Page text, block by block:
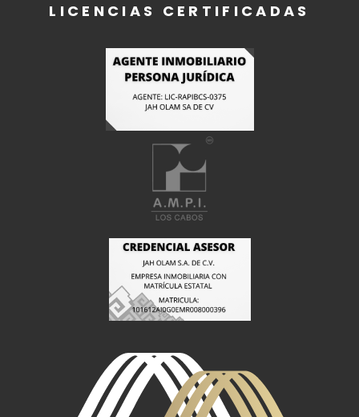
LICENCIAS CERTIFICADAS